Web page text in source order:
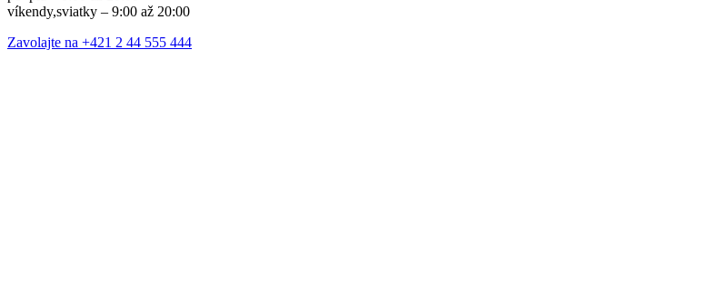
víkendy,sviatky – 9:00 až 20:00
Zavolajte na +421 2 44 555 444